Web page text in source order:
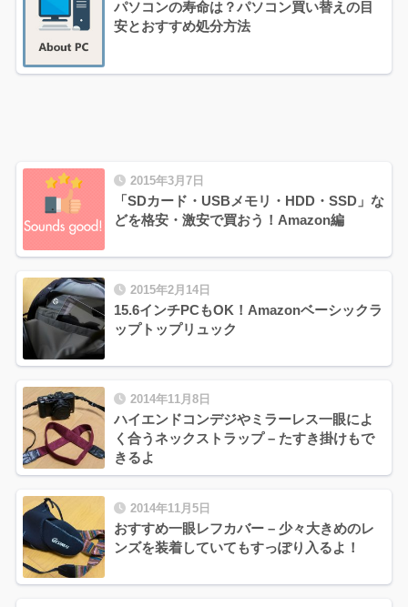
パソコンの寿命は？パソコン買い替えの目
安とおすすめ処分方法
2015年3月7日
「SDカード・USBメモリ・HDD・SSD」な
どを格安・激安で買おう！Amazon編
2015年2月14日
15.6インチPCもOK！Amazonベーシックラ
ップトップリュック
2014年11月8日
ハイエンドコンデジやミラーレス一眼によ
く合うネックストラップ – たすき掛けもで
きるよ
2014年11月5日
おすすめ一眼レフカバー – 少々大きめのレ
ンズを装着していてもすっぽり入るよ！